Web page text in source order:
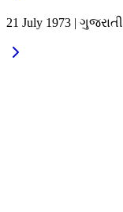
21 July 1973 | ગુજરાતી